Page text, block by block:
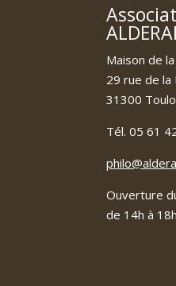
Maison de
29 rue de la
31300
Tél. 05 61
Ouverture
de 14h à